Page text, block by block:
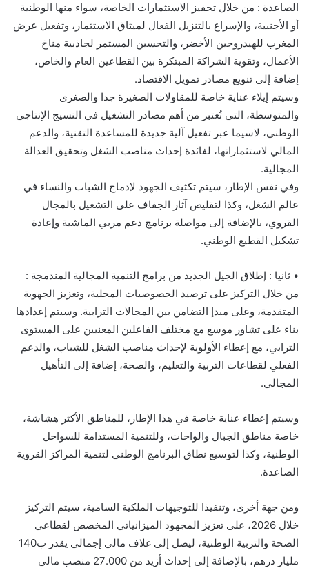
الصاعدة : من خلال تحفيز الاستثمارات الخاصة، سواء منها الوطنية
أو الأجنبية، والإسراع بالتنزيل الفعال لميثاق الاستثمار، وتفعيل عرض
المغرب للهيدروجين الأخضر، والتحسين المستمر لجاذبية مناخ
الأعمال، وتقوية الشراكة المبتكرة بين القطاعين العام والخاص،
إضافة إلى تنويع مصادر تمويل الاقتصاد.
وسيتم إيلاء عناية خاصة للمقاولات الصغيرة جدا والصغرى
والمتوسطة، التي تُعتبر من أهم مصادر التشغيل في النسيج الإنتاجي
الوطني، لاسيما عبر تفعيل آلية جديدة للمساعدة التقنية، والدعم
المالي لاستثماراتها، لفائدة إحداث مناصب الشغل وتحقيق العدالة
المجالية.
وفي نفس الإطار، سيتم تكثيف الجهود لإدماج الشباب والنساء في
عالم الشغل، وكذا لتقليص آثار الجفاف على التشغيل بالمجال
القروي، بالإضافة إلى مواصلة برنامج دعم مربي الماشية وإعادة
تشكيل القطيع الوطني.
• ثانيا : إطلاق الجيل الجديد من برامج التنمية المجالية المندمجة :
من خلال التركيز على ترصيد الخصوصيات المحلية، وتعزيز الجهوية
المتقدمة، وعلى مبدإ التضامن بين المجالات الترابية. وسيتم إعدادها
بناء على تشاور موسع مع مختلف الفاعلين المعنيين على المستوى
الترابي، مع إعطاء الأولوية لإحداث مناصب الشغل للشباب، والدعم
الفعلي لقطاعات التربية والتعليم، والصحة، إضافة إلى التأهيل
المجالي.
وسيتم إعطاء عناية خاصة في هذا الإطار، للمناطق الأكثر هشاشة،
خاصة مناطق الجبال والواحات، وللتنمية المستدامة للسواحل
الوطنية، وكذا لتوسيع نطاق البرنامج الوطني لتنمية المراكز القروية
الصاعدة.
ومن جهة أخرى، وتنفيذا للتوجيهات الملكية السامية، سيتم التركيز
خلال 2026، على تعزيز المجهود الميزانياتي المخصص لقطاعي
الصحة والتربية الوطنية، ليصل إلى غلاف مالي إجمالي يقدر ب140
مليار درهم، بالإضافة إلى إحداث أزيد من 27.000 منصب مالي